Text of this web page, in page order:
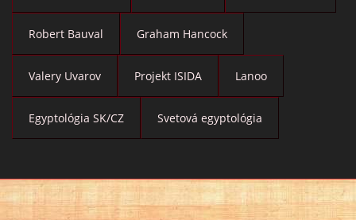
Robert Bauval Graham Hancock
Valery Uvarov Projekt ISIDA Lanoo
Egyptológia SK/CZ Svetová egyptológia